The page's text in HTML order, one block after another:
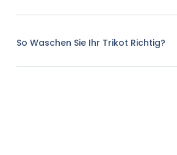
So Waschen Sie Ihr Trikot Richtig?